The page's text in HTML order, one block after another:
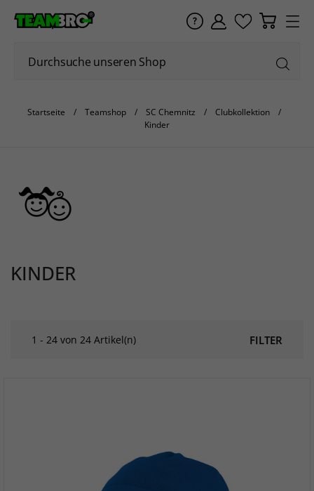
Startseite Teamshop SC Chemnitz
Clubkollektion
Kinder
KINDER
FILTER
1 - 24 von 24 Artikel(n)